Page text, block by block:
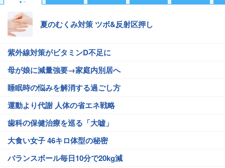
夏のむくみ対策 ツボ&反射区押し
紫外線対策がビタミンD不足に
母が娘に減量強要→家庭内別居へ
睡眠時の悩みを解消する過ごし方
運動より代謝 人体の省エネ戦略
歯科の保健治療を巡る「大嘘」
大食い女子 46キロ体型の秘密
バランスボール毎日10分で20kg減